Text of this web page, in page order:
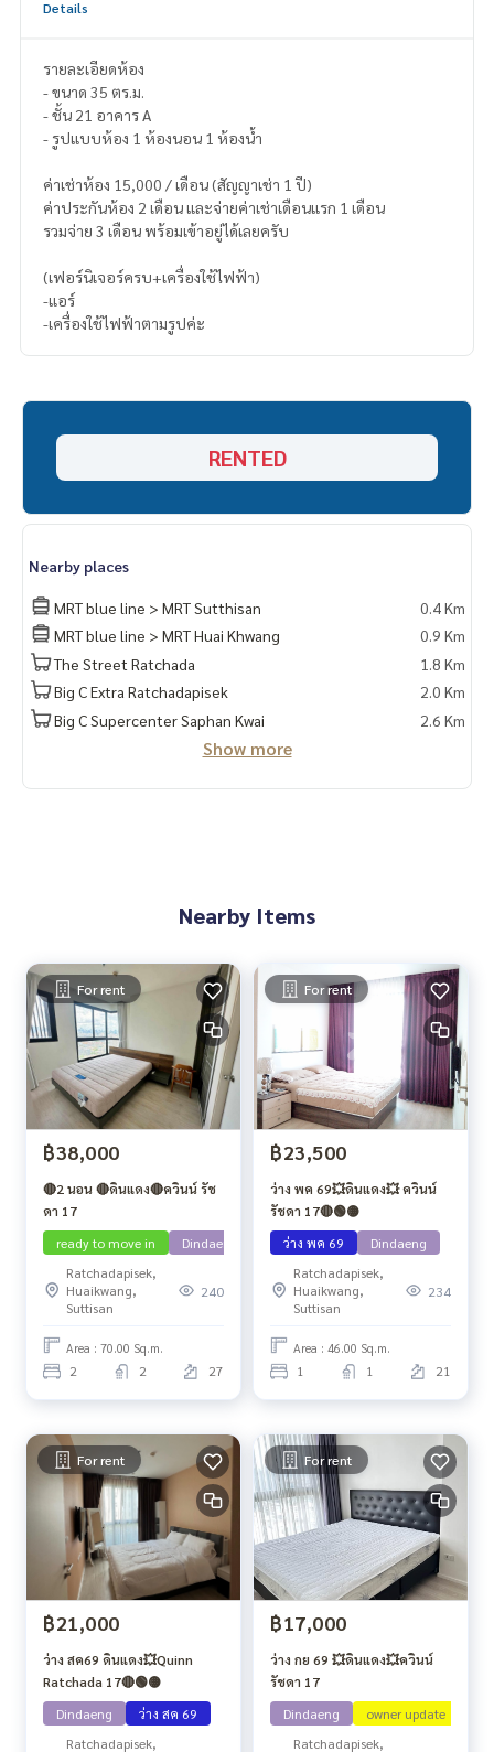
Details
รายละเอียดห้อง
- ขนาด 35 ตร.ม.
- ชั้น 21 อาคาร A
- รูปแบบห้อง 1 ห้องนอน 1 ห้องน้ำ
ค่าเช่าห้อง 15,000 / เดือน (สัญญาเช่า 1 ปี)
ค่าประกันห้อง 2 เดือน และจ่ายค่าเช่าเดือนแรก 1 เดือน
รวมจ่าย 3 เดือน พร้อมเข้าอยู่ได้เลยครับ
(เฟอร์นิเจอร์ครบ+เครื่องใช้ไฟฟ้า)
-แอร์
-เครื่องใช้ไฟฟ้าตามรูปค่ะ
RENTED
Nearby places
MRT blue line > MRT Sutthisan
0.4 Km
MRT blue line > MRT Huai Khwang
0.9 Km
The Street Ratchada
1.8 Km
Big C Extra Ratchadapisek
2.0 Km
Big C Supercenter Saphan Kwai
2.6 Km
Show more
Nearby Items
For rent
฿38,000
🔴2 นอน 🔴ดินแดง🔴ควินน์ รัช
ดา 17
ready to move in
Dindaeng
Ratchadapisek,
Huaikwang,
Suttisan
240
Area : 70.00 Sq.m.
2 2 27
For rent
฿23,500
ว่าง พค 69💥ดินแดง💥 ควินน์
รัชดา 17🔴🟢🟡
ว่าง พค 69
Dindaeng
Ratchadapisek,
Huaikwang,
Suttisan
234
Area : 46.00 Sq.m.
1 1 21
For rent
฿21,000
ว่าง สค69 ดินแดง💥Quinn
Ratchada 17🔴🟢🟡
Dindaeng
ว่าง สค 69
Ratchadapisek,
For rent
฿17,000
ว่าง กย 69 💥ดินแดง💥ควินน์
รัชดา 17
Dindaeng
owner update
Ratchadapisek,